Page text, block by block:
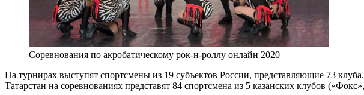
Соревнования по акробатическому рок-н-роллу онлайн 2020
На турнирах выступят спортсмены из 19 субъектов России, представляющие 73
Татарстан на соревнованиях представят 84 спортсмена из 5 казанских клубов